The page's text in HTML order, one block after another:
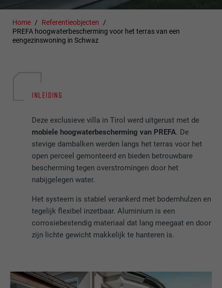
Home
Referentieobjecten
PREFA hoogwaterbescherming voor het terras van een
eengezinswoning in Schwaz
INLEIDING
Deze exclusieve villa in Tirol werd uitgerust met de
mobiele hoogwaterbescherming van PREFA. De
stevige dambalken werden langs het terras voor het
open perceel gemonteerd en bieden betrouwbare
bescherming tegen overstromingen door het
nabijgelegen water.
Het systeem is stabiel verankerd met bodemhulzen en
tegelijk flexibel inzetbaar. Aluminium is een
corrosiebestendig materiaal dat lang meegaat en door
zijn lichte gewicht makkelijk te hanteren is.